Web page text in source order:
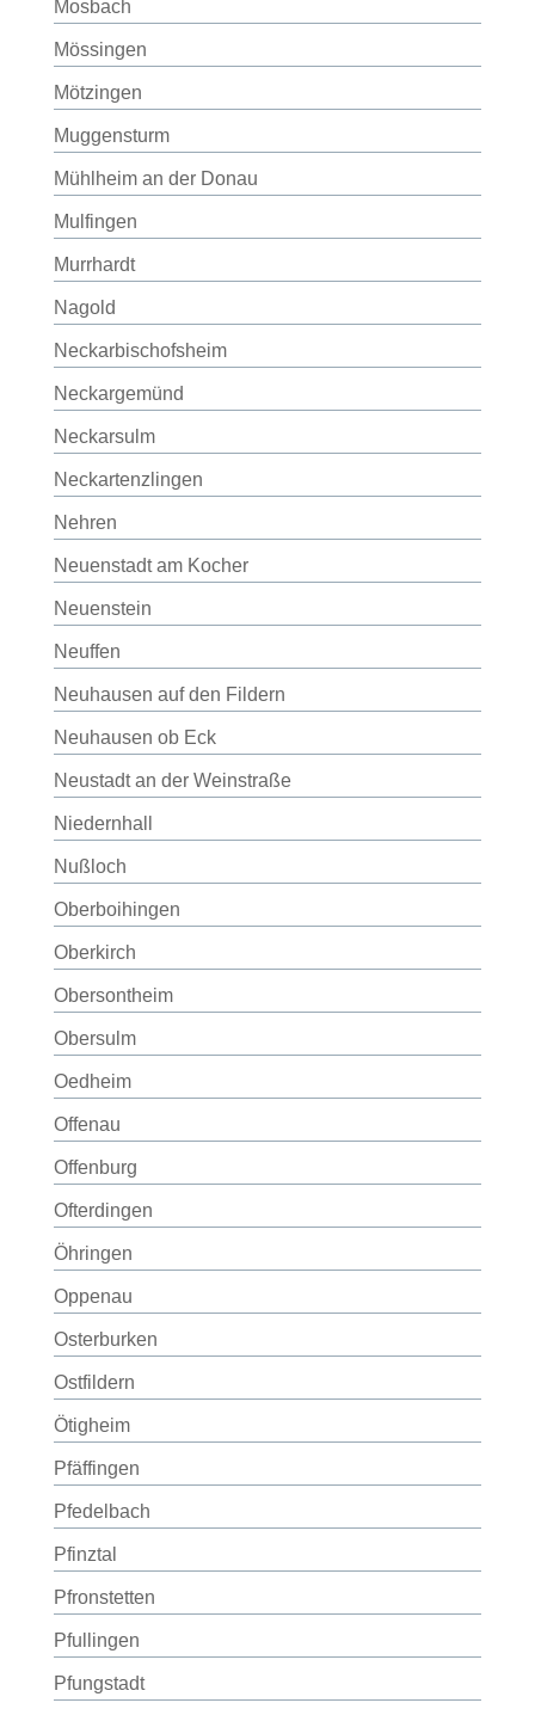
Mosbach
Mössingen
Mötzingen
Muggensturm
Mühlheim an der Donau
Mulfingen
Murrhardt
Nagold
Neckarbischofsheim
Neckargemünd
Neckarsulm
Neckartenzlingen
Nehren
Neuenstadt am Kocher
Neuenstein
Neuffen
Neuhausen auf den Fildern
Neuhausen ob Eck
Neustadt an der Weinstraße
Niedernhall
Nußloch
Oberboihingen
Oberkirch
Obersontheim
Obersulm
Oedheim
Offenau
Offenburg
Ofterdingen
Öhringen
Oppenau
Osterburken
Ostfildern
Ötigheim
Pfäffingen
Pfedelbach
Pfinztal
Pfronstetten
Pfullingen
Pfungstadt